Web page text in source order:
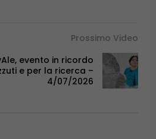
Prossimo Video
evento in ricordo
e per la ricerca –
4/07/2026